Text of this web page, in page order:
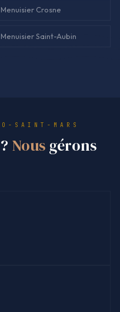
Menuisier Crosne
Menuisier Saint-Aubin
SAINT-MARS
Nous gérons